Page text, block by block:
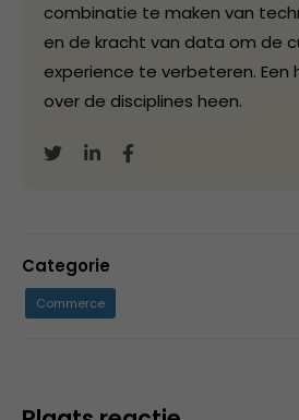
combinatie te maken van
en de kracht van data om de
experience te verbeteren. Een
over de disciplines heen.
Categorie
Commerce